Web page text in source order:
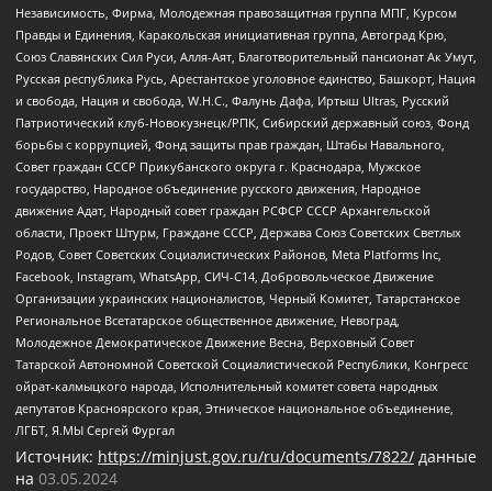
Независимость, Фирма, Молодежная правозащитная группа МПГ, Курсом
Правды и Единения, Каракольская инициативная группа, Автоград Крю,
Союз Славянских Сил Руси, Алля-Аят, Благотворительный пансионат Ак Умут,
Русская республика Русь, Арестантское уголовное единство, Башкорт, Нация
и свобода, Нация и свобода, W.H.С., Фалунь Дафа, Иртыш Ultras, Русский
Патриотический клуб-Новокузнецк/РПК, Сибирский державный союз, Фонд
борьбы с коррупцией, Фонд защиты прав граждан, Штабы Навального,
Совет граждан СССР Прикубанского округа г. Краснодара, Мужское
государство, Народное объединение русского движения, Народное
движение Адат, Народный совет граждан РСФСР СССР Архангельской
области, Проект Штурм, Граждане СССР, Держава Союз Советских Светлых
Родов, Совет Советских Социалистических Районов, Meta Platforms Inc,
Facebook, Instagram, WhatsApp, СИЧ-С14, Добровольческое Движение
Организации украинских националистов, Черный Комитет, Татарстанское
Региональное Всетатарское общественное движение, Невоград,
Молодежное Демократическое Движение Весна, Верховный Совет
Татарской Автономной Советской Социалистической Республики, Конгресс
ойрат-калмыцкого народа, Исполнительный комитет совета народных
депутатов Красноярского края, Этническое национальное объединение,
ЛГБТ, Я.МЫ Сергей Фургал
Источник: https://minjust.gov.ru/ru/documents/7822/ данные
на 03.05.2024